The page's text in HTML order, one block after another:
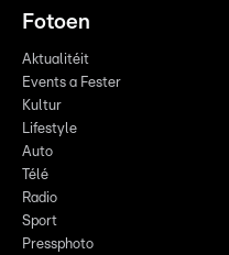
Fotoen
Aktualitéit
Events a Fester
Kultur
Lifestyle
Auto
Télé
Radio
Sport
Pressphoto